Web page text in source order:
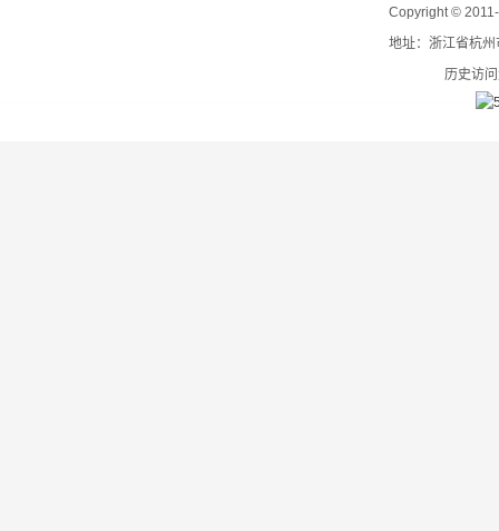
Copyright©
地址：浙江省杭
历史访